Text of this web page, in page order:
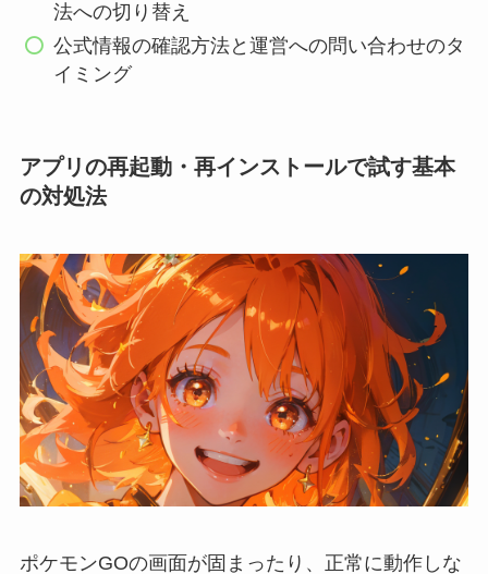
法への切り替え
公式情報の確認方法と運営への問い合わせのタ
イミング
アプリの再起動・再インストールで試す基本
の対処法
ポケモンGOの画面が固まったり、正常に動作しな